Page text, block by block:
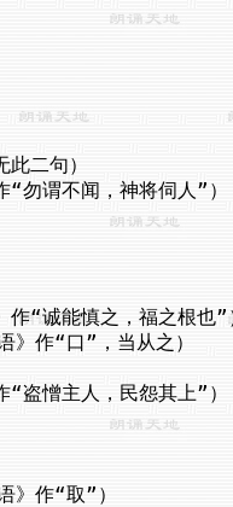
二句）
勿谓不闻，神将伺人”）
作“诚能慎之，福之根也”
》作“口”，当从之）
盗憎主人，民怨其上”）
》作“取”）